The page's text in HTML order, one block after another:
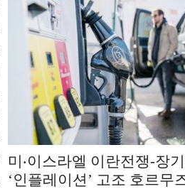
미‧이스라엘 이란전쟁-장
‘인플레이션’ 고조 호르무